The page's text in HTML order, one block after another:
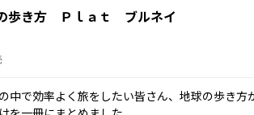
歩き方 Ｐｌａｔ ブルネイ
中で効率よく旅をしたい皆さん、地球の歩き方